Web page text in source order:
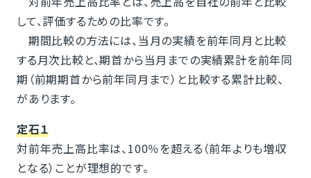
して、評価するための比率です。
期間比較の方法には、当月の実績を前年同月と比較
する月次比較と、期首から当月までの実績累計を前年同
期（前期期首から前年同月まで）と比較する累計比較、
があります。
定石１
対前年売上高比率は、100％を超える（前年よりも増収
となる）ことが理想的です。